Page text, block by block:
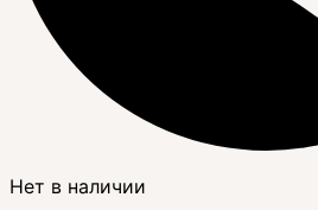
Нет в наличии